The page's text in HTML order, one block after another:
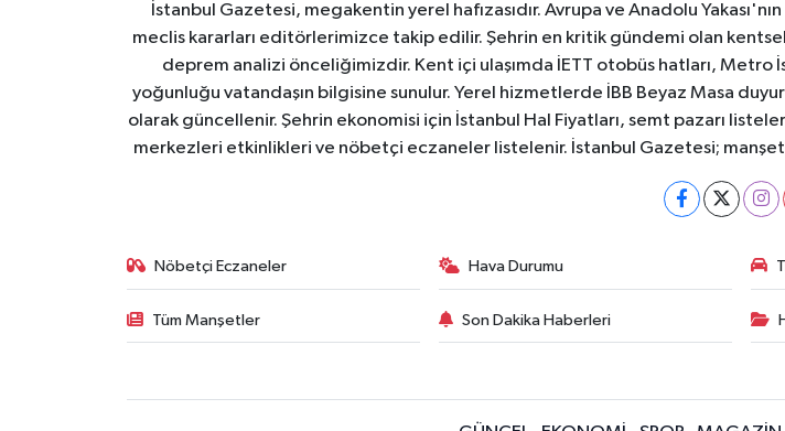
İstanbul Gazetesi, megakentin yerel hafızasıdır. Avrupa ve Anadolu
meclis kararları editörlerimizce takip edilir. Şehrin en kritik gündemi olan
deprem analizi önceliğimizdir. Kent içi ulaşımda İETT otobüs hatları, Metro
yoğunluğu vatandaşın bilgisine sunulur. Yerel hizmetlerde İBB Beyaz Masa
olarak güncellenir. Şehrin ekonomisi için İstanbul Hal Fiyatları, semt pazarı
merkezleri etkinlikleri ve nöbetçi eczaneler listelenir. İstanbul Gazetesi;
Nöbetçi Eczaneler Hava Durumu
Tüm Manşetler Son Dakika Haberleri